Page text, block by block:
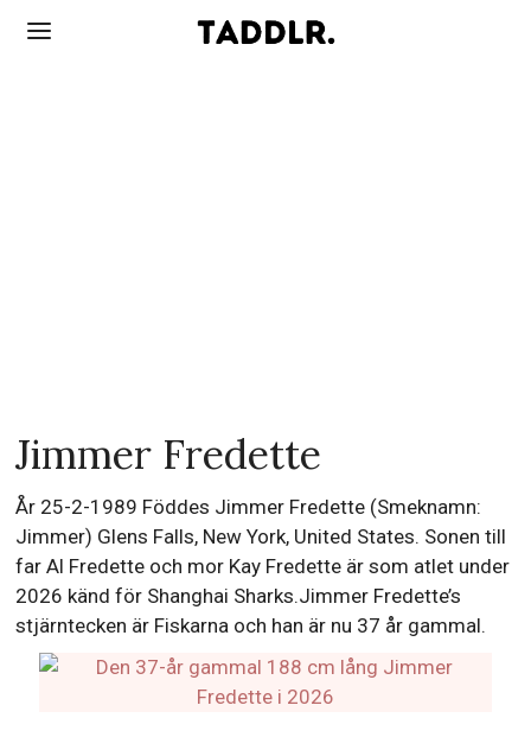
Jimmer Fredette
År 25-2-1989 Föddes Jimmer Fredette (Smeknamn:
Jimmer) Glens Falls, New York, United States. Sonen till
far Al Fredette och mor Kay Fredette är som atlet under
2026 känd för Shanghai Sharks.Jimmer Fredette’s
stjärntecken är Fiskarna och han är nu 37 år gammal.